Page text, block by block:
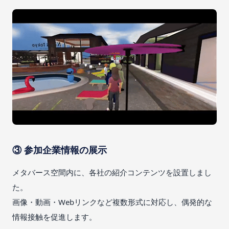
③ 参加企業情報の展示
メタバース空間内に、各社の紹介コンテンツを設置しまし
た。
画像・動画・Webリンクなど複数形式に対応し、偶発的な
情報接触を促進します。